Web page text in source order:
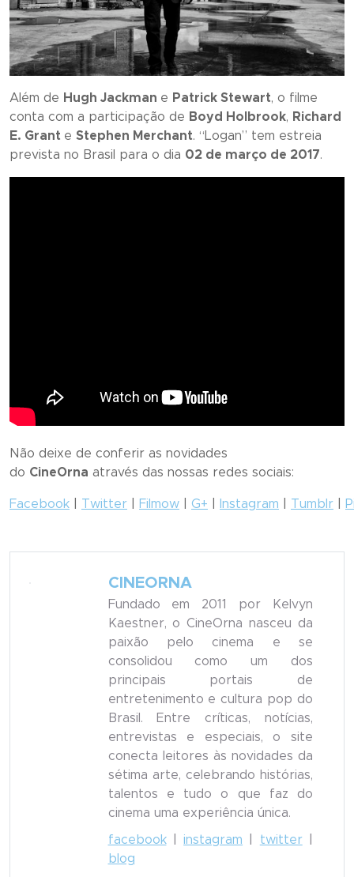
Além de Hugh Jackman e Patrick Stewart, o filme
conta com a participação de Boyd Holbrook, Richard
E. Grant e Stephen Merchant. “Logan” tem estreia
prevista no Brasil para o dia 02 de março de 2017.
Não deixe de conferir as novidades
do CineOrna através das nossas redes sociais:
Facebook Twitter Filmow G+ Instagram Tumblr
CINEORNA
Fundado em 2011 por Kelvyn
Kaestner, o CineOrna nasceu da
paixão pelo cinema e se
consolidou como um dos
principais portais de
entretenimento e cultura pop do
Brasil. Entre críticas, notícias,
entrevistas e especiais, o site
conecta leitores às novidades da
sétima arte, celebrando histórias,
talentos e tudo o que faz do
cinema uma experiência única.
facebook|instagram twitter|
blog